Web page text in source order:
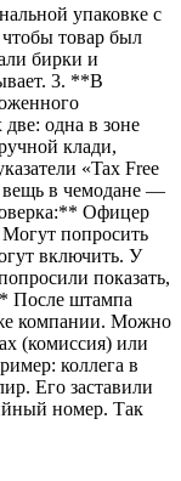
упаковке с
чтобы товар был
бирки и
3. **В
одна в зоне
клади,
«Tax Free
вещь в чемодане —
Офицер
попросить
включить. У
показать,
После штампа
же компании. Можно
(комиссия) или
коллега в
Его заставили
номер. Так